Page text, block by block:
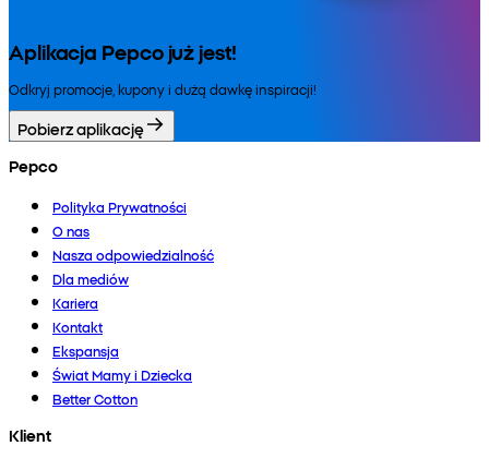
Aplikacja Pepco już jest!
Odkryj promocje, kupony i dużą dawkę inspiracji!
Pobierz aplikację
Pepco
Polityka Prywatności
O nas
Nasza odpowiedzialność
Dla mediów
Kariera
Kontakt
Ekspansja
Świat Mamy i Dziecka
Better Cotton
Klient